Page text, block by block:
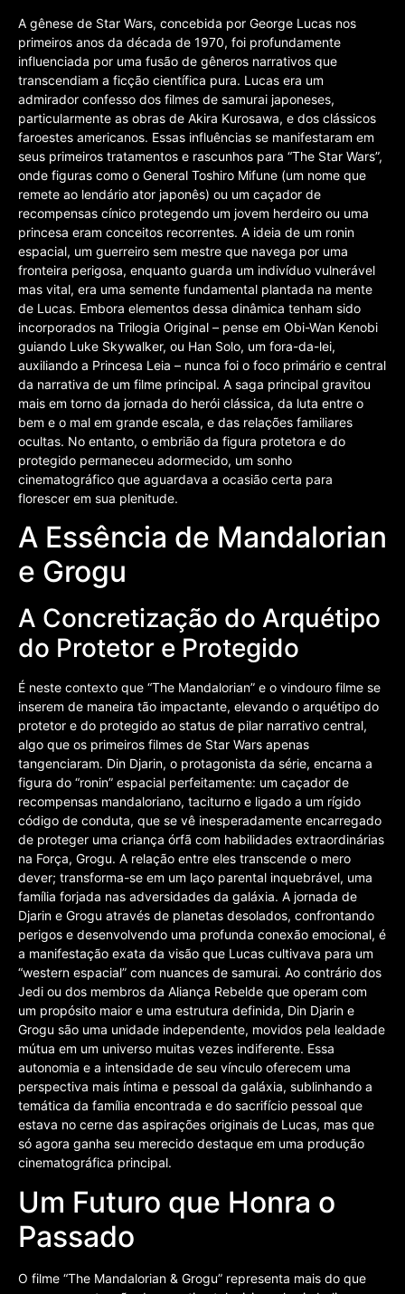
A gênese de Star Wars, concebida por George Lucas nos
primeiros anos da década de 1970, foi profundamente
influenciada por uma fusão de gêneros narrativos que
transcendiam a ficção científica pura. Lucas era um
admirador confesso dos filmes de samurai japoneses,
particularmente as obras de Akira Kurosawa, e dos clássicos
faroestes americanos. Essas influências se manifestaram em
seus primeiros tratamentos e rascunhos para “The Star Wars”,
onde figuras como o General Toshiro Mifune (um nome que
remete ao lendário ator japonês) ou um caçador de
recompensas cínico protegendo um jovem herdeiro ou uma
princesa eram conceitos recorrentes. A ideia de um ronin
espacial, um guerreiro sem mestre que navega por uma
fronteira perigosa, enquanto guarda um indivíduo vulnerável
mas vital, era uma semente fundamental plantada na mente
de Lucas. Embora elementos dessa dinâmica tenham sido
incorporados na Trilogia Original – pense em Obi-Wan Kenobi
guiando Luke Skywalker, ou Han Solo, um fora-da-lei,
auxiliando a Princesa Leia – nunca foi o foco primário e central
da narrativa de um filme principal. A saga principal gravitou
mais em torno da jornada do herói clássica, da luta entre o
bem e o mal em grande escala, e das relações familiares
ocultas. No entanto, o embrião da figura protetora e do
protegido permaneceu adormecido, um sonho
cinematográfico que aguardava a ocasião certa para
florescer em sua plenitude.
A Essência de Mandalorian
e Grogu
A Concretização do Arquétipo
do Protetor e Protegido
É neste contexto que “The Mandalorian” e o vindouro filme se
inserem de maneira tão impactante, elevando o arquétipo do
protetor e do protegido ao status de pilar narrativo central,
algo que os primeiros filmes de Star Wars apenas
tangenciaram. Din Djarin, o protagonista da série, encarna a
figura do “ronin” espacial perfeitamente: um caçador de
recompensas mandaloriano, taciturno e ligado a um rígido
código de conduta, que se vê inesperadamente encarregado
de proteger uma criança órfã com habilidades extraordinárias
na Força, Grogu. A relação entre eles transcende o mero
dever; transforma-se em um laço parental inquebrável, uma
família forjada nas adversidades da galáxia. A jornada de
Djarin e Grogu através de planetas desolados, confrontando
perigos e desenvolvendo uma profunda conexão emocional, é
a manifestação exata da visão que Lucas cultivava para um
“western espacial” com nuances de samurai. Ao contrário dos
Jedi ou dos membros da Aliança Rebelde que operam com
um propósito maior e uma estrutura definida, Din Djarin e
Grogu são uma unidade independente, movidos pela lealdade
mútua em um universo muitas vezes indiferente. Essa
autonomia e a intensidade de seu vínculo oferecem uma
perspectiva mais íntima e pessoal da galáxia, sublinhando a
temática da família encontrada e do sacrifício pessoal que
estava no cerne das aspirações originais de Lucas, mas que
só agora ganha seu merecido destaque em uma produção
cinematográfica principal.
Um Futuro que Honra o
Passado
O filme “The Mandalorian & Grogu” representa mais do que